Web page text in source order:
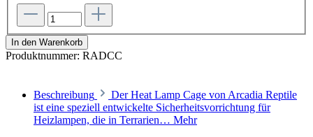
In den Warenkorb
Produktnummer: RADCC
Beschreibung
Der Heat Lamp Cage von Arcadia Reptile
ist eine speziell entwickelte Sicherheitsvorrichtung für
Heizlampen, die in Terrarien… Mehr